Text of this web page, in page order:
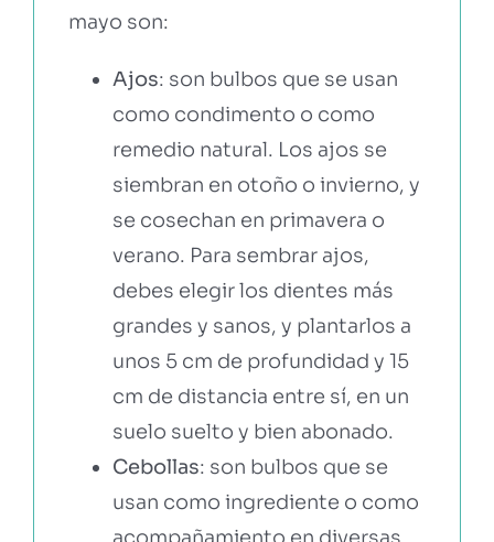
mayo son:
Ajos: son bulbos que se usan
como condimento o como
remedio natural. Los ajos se
siembran en otoño o invierno, y
se cosechan en primavera o
verano. Para sembrar ajos,
debes elegir los dientes más
grandes y sanos, y plantarlos a
unos 5 cm de profundidad y 15
cm de distancia entre sí, en un
suelo suelto y bien abonado.
Cebollas: son bulbos que se
usan como ingrediente o como